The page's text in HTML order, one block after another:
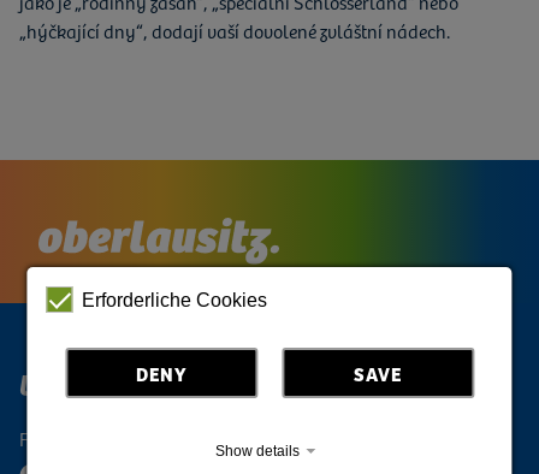
„hýčkající dny“, dodají vaší dovolené zvláštní nádech.
Upper Lusatia Digital
Follow the Oberlausitz
Erforderliche Cookies
DENY SAVE
Show details